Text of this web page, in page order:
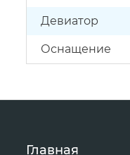
Девиатор
Оснащение
Главная